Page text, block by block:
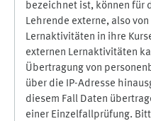
bezeichnet ist, können für
Lehrende externe, also
Lernaktivitäten in ihre
externen Lernaktivitäten
Übertragung von
über die IP-Adresse
diesem Fall Daten
einer Einzelfallprüfung.